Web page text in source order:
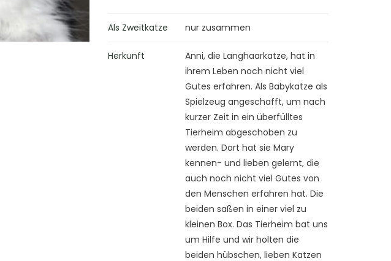
Als Zweitkatze nur zusammen
Herkunft
Anni, die Langhaarkatze, hat in
ihrem Leben noch nicht viel
Gutes erfahren. Als Babykatze als
Spielzeug angeschafft, um nach
kurzer Zeit in ein überfülltes
Tierheim abgeschoben zu
werden. Dort hat sie Mary
kennen- und lieben gelernt, die
auch noch nicht viel Gutes von
den Menschen erfahren hat. Die
beiden saßen in einer viel zu
kleinen Box. Das Tierheim bat uns
um Hilfe und wir holten die
beiden hübschen, lieben Katzen